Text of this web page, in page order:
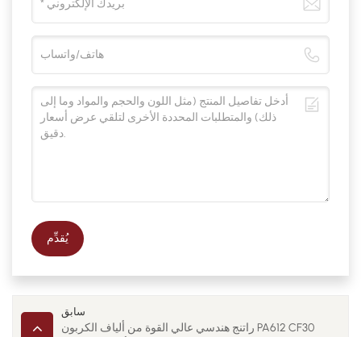
يُقدِّم
سابق
راتنج هندسي عالي القوة من ألياف الكربون PA612 CF30